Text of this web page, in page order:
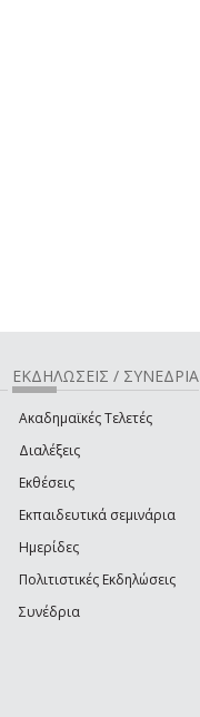
ΕΚΔΗΛΩΣΕΙΣ / ΣΥΝΕΔΡΙΑ
Ακαδημαϊκές Τελετές
Διαλέξεις
Εκθέσεις
Εκπαιδευτικά σεμινάρια
Ημερίδες
Πολιτιστικές Εκδηλώσεις
Συνέδρια